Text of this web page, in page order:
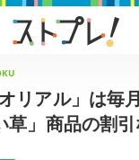
リアル」は毎
草」商品の割